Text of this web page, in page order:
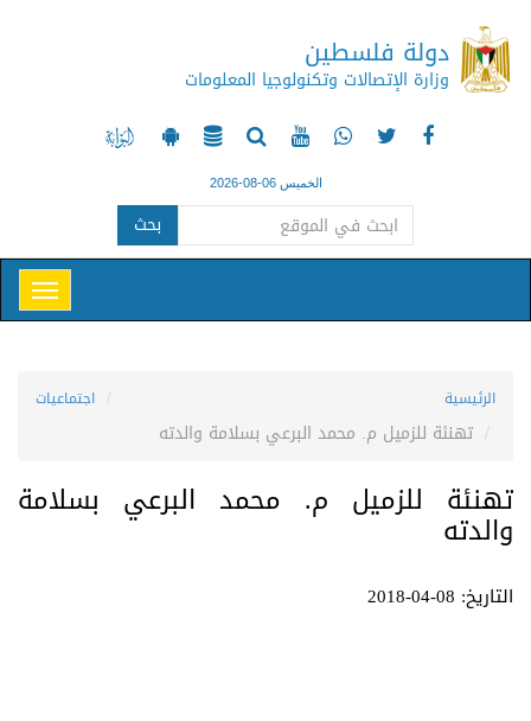
دولة فلسطين
وزارة الإتصالات وتكنولوجيا المعلومات
الخميس 06-08-2026
بحث
الرئيسية اجتماعيات
تهنئة للزميل م. محمد البرعي بسلامة والدته
تهنئة للزميل م. محمد البرعي بسلامة
والدته
التاريخ: 08-04-2018